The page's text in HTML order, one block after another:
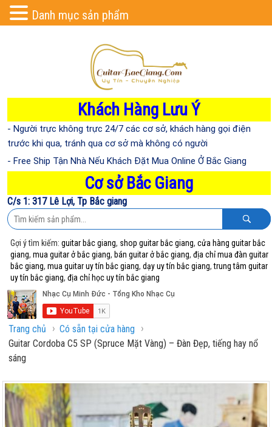
Khách Hàng Lưu Ý
- Người trực không trực 24/7 các cơ sở, khách hàng gọi điện
trước khi qua, tránh qua cơ sở mà không có người
- Free Ship Tận Nhà Nếu Khách Đặt Mua Online Ở Bắc Giang
Cơ sở Bắc Giang
C/s 1: 317 Lê Lợi, Tp Bắc giang
Gợi ý tìm kiếm:guitar bắc giang, shop guitar bắc giang,cửa hàng guitar bắc
giang,mua guitar ở bắc giang, bán guitar ở bắc giang,địa chỉ mua đàn guitar
bắc giang,mua guitar uy tín bắc giang,dạy uy tín bắc giang,trung tâm guitar
uy tín bắc giang,địa chỉ học uy tín bắc giang
Trang chủ › Có sẵn tại cửa hàng ›
Guitar Cordoba C5 SP (Spruce Mặt Vàng) – Đàn Đẹp, tiếng hay nổ
sáng
Danh mục sản phẩm